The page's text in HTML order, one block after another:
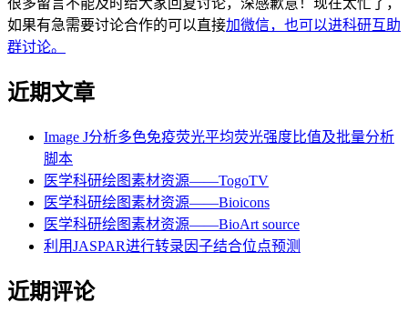
很多留言不能及时给大家回复讨论，深感歉意！现在太忙了，
如果有急需要讨论合作的可以直接加微信，也可以进科研互助
群讨论。
近期文章
Image J分析多色免疫荧光平均荧光强度比值及批量分析
脚本
医学科研绘图素材资源——TogoTV
医学科研绘图素材资源——Bioicons
医学科研绘图素材资源——BioArt source
利用JASPAR进行转录因子结合位点预测
近期评论